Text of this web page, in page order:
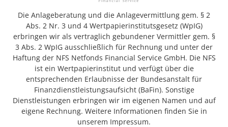
Die Anlageberatung und die Anlagevermittlung gem. § 2
Abs. 2 Nr. 3 und 4 Wertpapierinstitutsgesetz (WpIG)
erbringen wir als vertraglich gebundener Vermittler gem. §
3 Abs. 2 WpIG ausschließlich für Rechnung und unter der
Haftung der NFS Netfonds Financial Service GmbH. Die NFS
ist ein Wertpapierinstitut und verfügt über die
entsprechenden Erlaubnisse der Bundesanstalt für
Finanzdienstleistungsaufsicht (BaFin). Sonstige
Dienstleistungen erbringen wir im eigenen Namen und auf
eigene Rechnung. Weitere Informationen finden Sie in
unserem Impressum.